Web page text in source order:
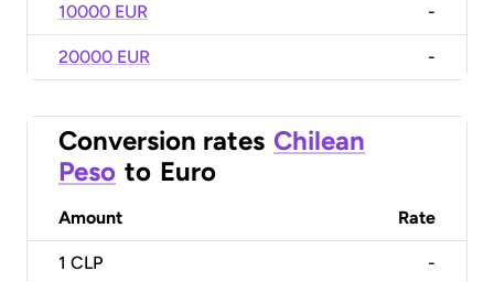
10000 EUR -
20000 EUR -
Conversion rates Chilean
Peso to Euro
Amount Rate
1 CLP -